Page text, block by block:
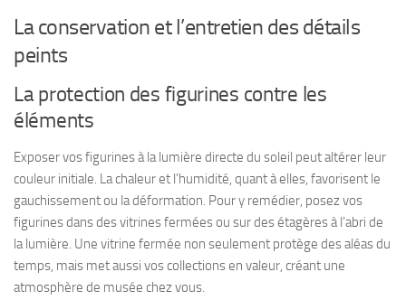
La conservation et l’entretien des détails
peints
La protection des figurines contre les
éléments
Exposer vos figurines à la lumière directe du soleil peut altérer leur
couleur initiale. La chaleur et l’humidité, quant à elles, favorisent le
gauchissement ou la déformation. Pour y remédier, posez vos
figurines dans des vitrines fermées ou sur des étagères à l’abri de
la lumière. Une vitrine fermée non seulement protège des aléas du
temps, mais met aussi vos collections en valeur, créant une
atmosphère de musée chez vous.